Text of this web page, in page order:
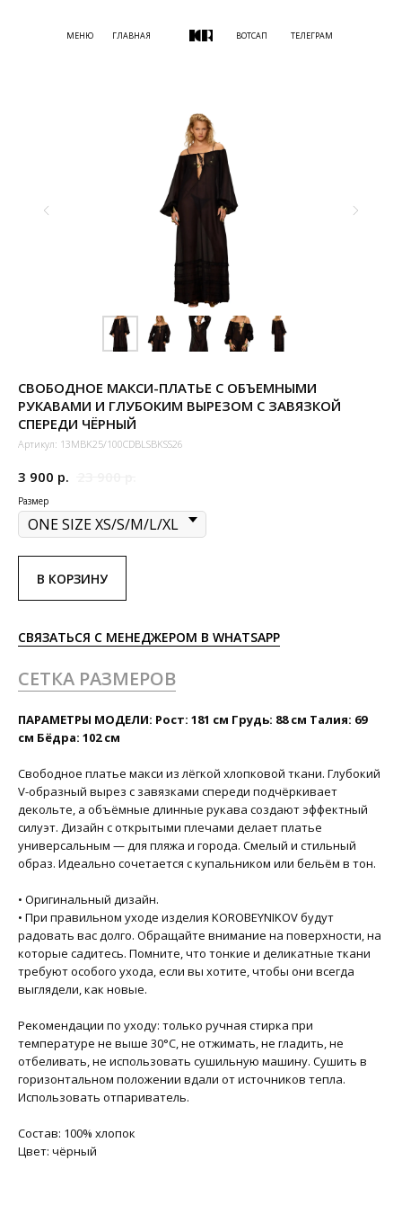
ВОТСАП ТЕЛЕГРАМ
МЕНЮ ГЛАВНАЯ
СВОБОДНОЕ МАКСИ-ПЛАТЬЕ С ОБЪЕМНЫМИ
РУКАВАМИ И ГЛУБОКИМ ВЫРЕЗОМ С ЗАВЯЗКОЙ
СПЕРЕДИ ЧЁРНЫЙ
Артикул: 13MBK25/100CDBLSBKSS26
3 900 р.
Размер
В КОРЗИНУ
СВЯЗАТЬСЯ С МЕНЕДЖЕРОМ В WHATSAPP
СЕТКА РАЗМЕРОВ
ПАРАМЕТРЫ МОДЕЛИ: Рост: 181 см Грудь: 88 см Талия: 69
см Бёдра: 102 см
Свободное платье макси из лёгкой хлопковой ткани. Глубокий
V-образный вырез с завязками спереди подчёркивает
декольте, а объёмные длинные рукава создают эффектный
силуэт. Дизайн с открытыми плечами делает платье
универсальным — для пляжа и города. Смелый и стильный
образ. Идеально сочетается с купальником или бельём в тон.
•⁠ ⁠Оригинальный дизайн.
•⁠ ⁠При правильном уходе изделия KOROBEYNIKOV будут
радовать вас долго. Обращайте внимание на поверхности, на
которые садитесь. Помните, что тонкие и деликатные ткани
требуют особого ухода, если вы хотите, чтобы они всегда
выглядели, как новые.
Рекомендации по уходу: только ручная стирка при
температуре не выше 30°C, не отжимать, не гладить, не
отбеливать, не использовать сушильную машину. Сушить в
горизонтальном положении вдали от источников тепла.
Использовать отпариватель.
Состав: 100% хлопок
Цвет: чёрный